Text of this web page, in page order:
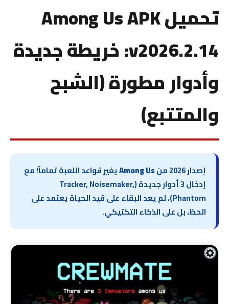
تحميل Among Us APK
v2026.2.14: خريطة جديدة
وأدوار مطورة (الشبح
والمتتبع)
إصدار 2026 من Among Usيغير قواعد اللعبة تماماً! مع
إدخال 3 أدوار جديدة (Tracker, Noisemaker,
Phantom)، لم يعد البقاء على قيد الحياة يعتمد على
الحظ، بل على الذكاء التكتيكي.